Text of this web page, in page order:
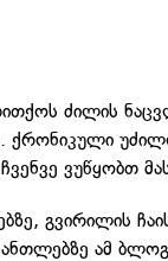
ძილის
ქრონიკული
ვუწყობთ
გვირილის ჩაის
ამ